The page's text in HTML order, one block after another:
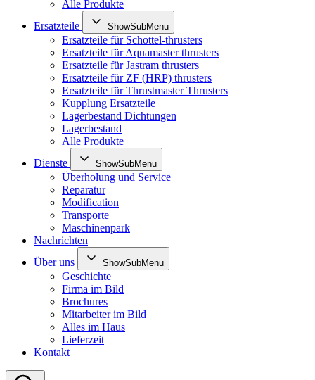
Alle Produkte
Ersatzteile
ShowSubMenu
Ersatzteile für Schottel-thrusters
Ersatzteile für Aquamaster thrusters
Ersatzteile für Jastram thrusters
Ersatzteile für ZF (HRP) thrusters
Ersatzteile für Thrustmaster Thrusters
Kupplung Ersatzteile
Lagerbestand Dichtungen
Lagerbestand
Alle Produkte
Dienste
ShowSubMenu
Überholung und Service
Reparatur
Modification
Transporte
Maschinenpark
Nachrichten
Über uns
ShowSubMenu
Geschichte
Firma im Bild
Brochures
Mitarbeiter im Bild
Alles im Haus
Lieferzeit
Kontakt